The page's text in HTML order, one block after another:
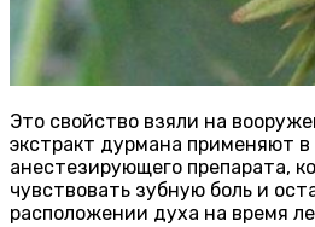
Это свойство взяли на
экстракт дурмана применяют в
анестезирующего препарата,
чувствовать зубную боль и
расположении духа на время